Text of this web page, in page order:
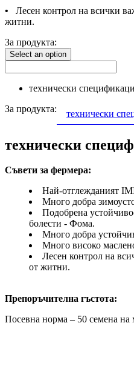
• Лесен контрол на всички
житни.
За продукта:
Select an option
технически
За продукта:
технически
технически
Съвети за фермера:
Най-отглежданият
Много добра
Подобрена
болести - Фома.
Много добра
Много високо
Лесен контрол на
от житни.
Препоръчителна гъстота:
Посевна норма – 50 семена на